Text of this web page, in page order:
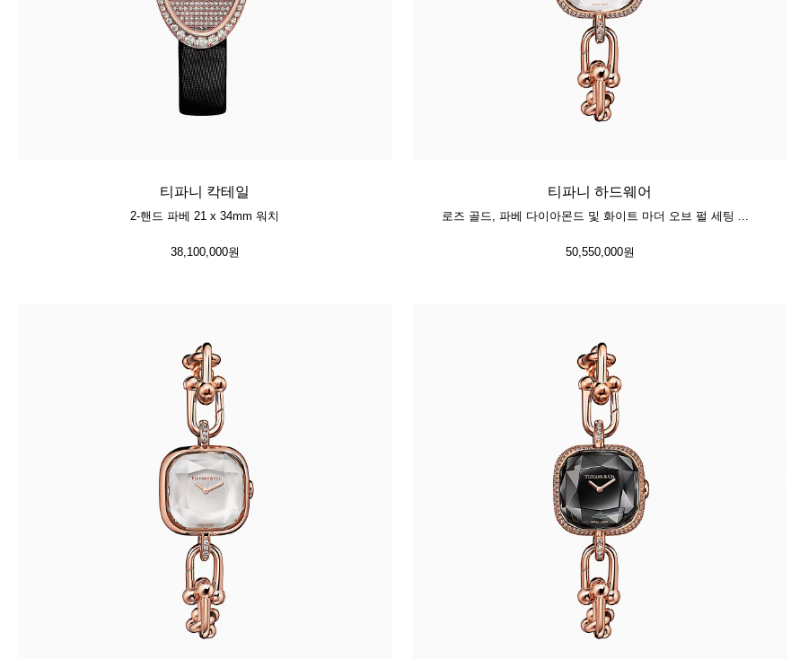
티파니 칵테일
2-핸드 파베 21 x 34mm 워치
38,100,000원
티파니 하드웨어
로즈 골드, 파베 다이아몬드 및 화이트 마더 오브 펄 세팅 워치
50,550,000원